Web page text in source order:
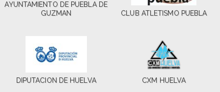
AYUNTAMIENTO DE PUEBLA DE
GUZMAN
CLUB ATLETISMO PUEBLA
DIPUTACION DE HUELVA CXM HUELVA